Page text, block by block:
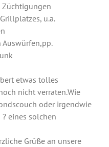
Züchtigungen
u.a.
Auswürfen,pp.
etwas tolles
nicht verraten.Wie
oder irgendwie
? eines solchen
Grüße an unsere